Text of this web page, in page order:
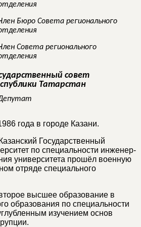
Бюро Совета регионального
Совета регионального
совет
Татарстан
года в городе Казани.
Государственный
по специальности инженер-
университета прошёл военную
отряде специального
высшее образование в
образования по специальности
изучением основ